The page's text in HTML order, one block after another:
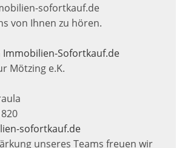
sofortkauf.de
von Ihnen zu hören.
Immobilien-Sofortkauf.de
Mötzing e.K.
sofortkauf.de
unseres Teams freuen wir